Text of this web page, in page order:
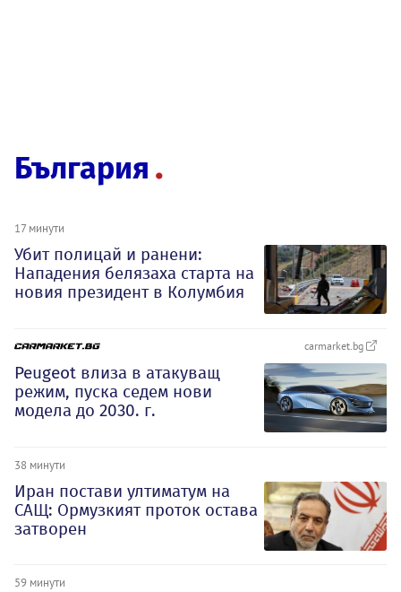
България
17 минути
Убит полицай и ранени:
Нападения белязаха старта на
новия президент в Колумбия
carmarket.bg
Peugeot влиза в атакуващ
режим, пуска седем нови
модела до 2030. г.
38 минути
Иран постави ултиматум на
САЩ: Ормузкият проток остава
затворен
59 минути